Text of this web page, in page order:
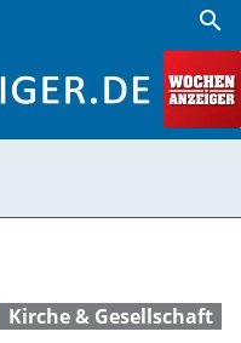
search
Kirche & Gesellschaft